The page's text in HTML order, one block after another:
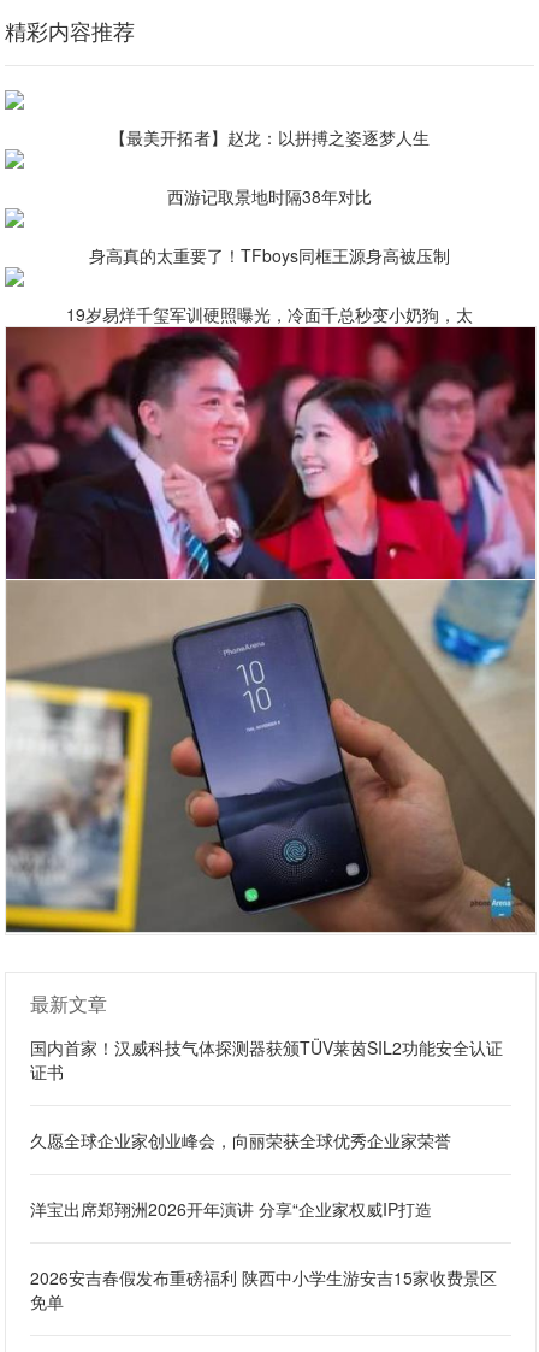
精彩内容推荐
【最美开拓者】赵龙：以拼搏之姿逐梦人生
西游记取景地时隔38年对比
身高真的太重要了！TFboys同框王源身高被压制
19岁易烊千玺军训硬照曝光，冷面千总秒变小奶狗，太
最新文章
国内首家！汉威科技气体探测器获颁TÜV莱茵SIL2功能安全认证
证书
久愿全球企业家创业峰会，向丽荣获全球优秀企业家荣誉
洋宝出席郑翔洲2026开年演讲 分享“企业家权威IP打造
2026安吉春假发布重磅福利 陕西中小学生游安吉15家收费景区
免单